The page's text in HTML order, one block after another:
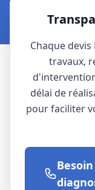
Chaque
travaux,
délai de
pour faciliter